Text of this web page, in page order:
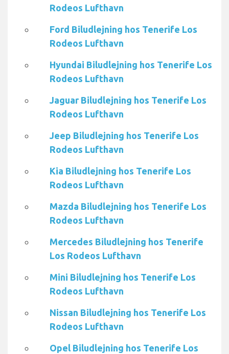
Rodeos Lufthavn
Ford Biludlejning hos Tenerife Los
Rodeos Lufthavn
Hyundai Biludlejning hos Tenerife Los
Rodeos Lufthavn
Jaguar Biludlejning hos Tenerife Los
Rodeos Lufthavn
Jeep Biludlejning hos Tenerife Los
Rodeos Lufthavn
Kia Biludlejning hos Tenerife Los
Rodeos Lufthavn
Mazda Biludlejning hos Tenerife Los
Rodeos Lufthavn
Mercedes Biludlejning hos Tenerife
Los Rodeos Lufthavn
Mini Biludlejning hos Tenerife Los
Rodeos Lufthavn
Nissan Biludlejning hos Tenerife Los
Rodeos Lufthavn
Opel Biludlejning hos Tenerife Los